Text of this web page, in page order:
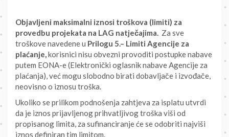
Objavljeni maksimalni iznosi troškova (limiti) za
provedbu projekata na LAG natječajima. Za sve
troškove navedene u Prilogu 5.– Limiti Agencije za
plaćanje, korisnici nisu obvezni provoditi postupke nabave
putem EONA-e (Elektronički oglasnik nabave Agencije za
plaćanja), već mogu slobodno birati dobavljače i izvođače,
neovisno o iznosu troška.
Ukoliko se prilikom podnošenja zahtjeva za isplatu utvrdi
da je iznos prijavljenog prihvatljivog troška viši od
propisanog limita, za sufinanciranje će se odobriti najviši
iznos definiran tim limitom.